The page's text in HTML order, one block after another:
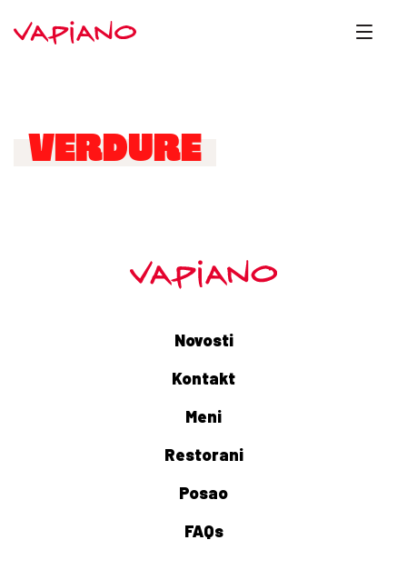
VERDURE
Novosti
Kontakt
Meni
Restorani
Posao
FAQs